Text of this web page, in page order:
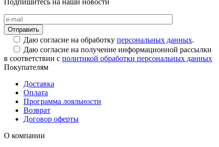
Даю согласие на обработку персональных данных.
Даю согласие на получение информационной рассылки
в соответствии с политикой обработки персональных данных
Покупателям
Доставка
Оплата
Программа лояльности
Возврат
Договор оферты
О компании